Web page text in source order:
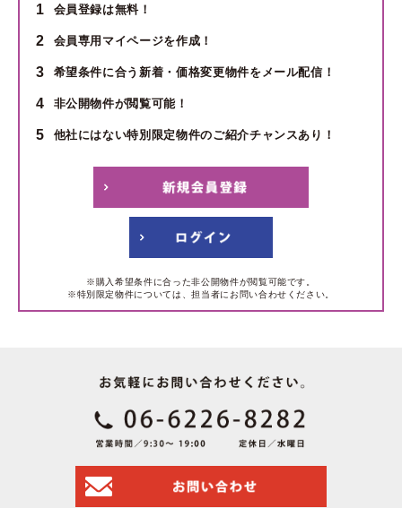
1 会員登録は無料！
2 会員専用マイページを作成！
3 希望条件に合う新着・価格変更物件をメール配信！
4 非公開物件が閲覧可能！
5 他社にはない特別限定物件のご紹介チャンスあり！
※購入希望条件に合った非公開物件が閲覧可能です。
※特別限定物件については、担当者にお問い合わせください。